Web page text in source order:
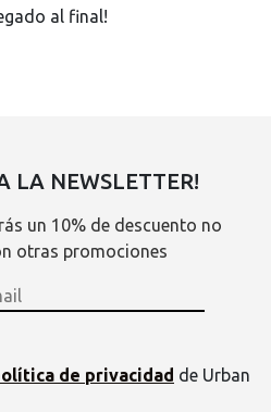
al final!
LA NEWSLETTER!
un 10% de descuento no
otras promociones
de privacidad de Urban